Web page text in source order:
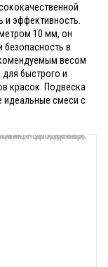
и эффективность.
10 мм, он
безопасность в
весом
для быстрого и
красок. Подвеска
идеальные смеси с